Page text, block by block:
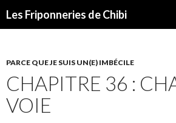
Les Friponneries de Chibi
PARCE QUE JE SUIS UN(E) IMBÉCILE
CHAPITRE 36 :
VOIE